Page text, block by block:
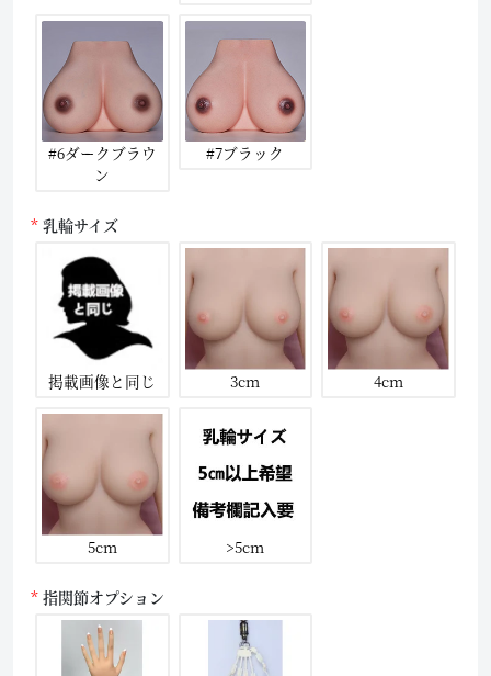
#6ダークブラウ
ン
#7ブラック
乳輪サイズ
掲載画像と同じ 3cm 4cm
5cm >5cm
指関節オプション